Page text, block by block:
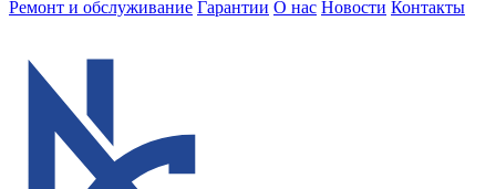
Ремонт и обслуживание Гарантии О нас Новости Контакты